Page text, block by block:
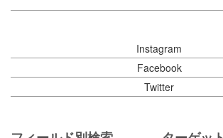
Instagram
Facebook
Twitter